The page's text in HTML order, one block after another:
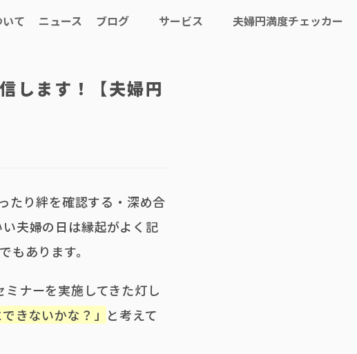
て ニュース ブログ
サービス
夫婦の大学
夫婦円満度チェッカー
します！【夫婦円
たり絆を確認する・深め合
夫婦の日は縁起がよく記
あります。
ナーを実施してきた灯し
きないかな？」 と考えて